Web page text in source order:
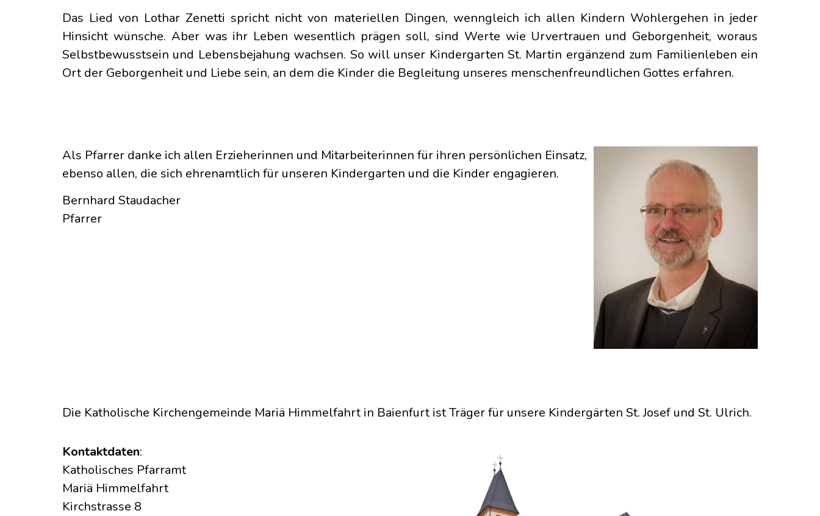
Das Lied von Lothar Zenetti spricht nicht von materiellen Dingen, wenngleich ich allen Kindern Wohlergehen in jeder
Hinsicht wünsche. Aber was ihr Leben wesentlich prägen soll, sind Werte wie Urvertrauen und Geborgenheit, woraus
Selbstbewusstsein und Lebensbejahung wachsen. So will unser Kindergarten St. Martin ergänzend zum Familienleben ein
Ort der Geborgenheit und Liebe sein, an dem die Kinder die Begleitung unseres menschenfreundlichen Gottes erfahren.
Als Pfarrer danke ich allen Erzieherinnen und Mitarbeiterinnen für ihren persönlichen Einsatz,
ebenso allen, die sich ehrenamtlich für unseren Kindergarten und die Kinder engagieren.
Bernhard Staudacher
Pfarrer
Die Katholische Kirchengemeinde Mariä Himmelfahrt in Baienfurt ist Träger für unsere Kindergärten St. Josef und St. Ulrich.
Kontaktdaten:
Katholisches Pfarramt
Mariä Himmelfahrt
Kirchstrasse 8